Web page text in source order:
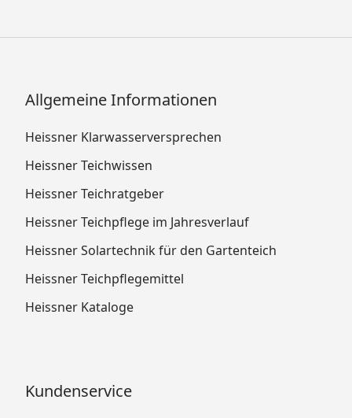
Allgemeine Informationen
Heissner Klarwasserversprechen
Heissner Teichwissen
Heissner Teichratgeber
Heissner Teichpflege im Jahresverlauf
Heissner Solartechnik für den Gartenteich
Heissner Teichpflegemittel
Heissner Kataloge
Kundenservice